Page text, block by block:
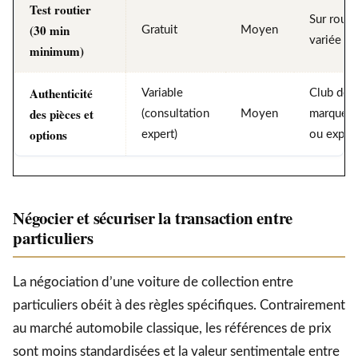
Test routier
(30 min
minimum)
Gratuit Moyen
Sur route
variée
Authenticité
des pièces et
options
Variable
(consultation
expert)
Moyen
Club de
marque
ou
Négocier et sécuriser la transaction entre
particuliers
La négociation d’une voiture de collection entre
particuliers obéit à des règles spécifiques. Contrairement
au marché automobile classique, les références de prix
sont moins standardisées et la valeur sentimentale entre